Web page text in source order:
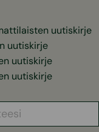
uutiskirje
uutiskirje
uutiskirje
uutiskirje